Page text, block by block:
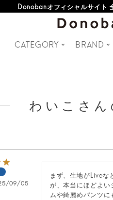
Donobanオフィシャルサイト
CATEGORY BRAND
わいこさ
09/05
まず、生地がLiveな
が、本当にほどよ
ムや綺麗めパンツに